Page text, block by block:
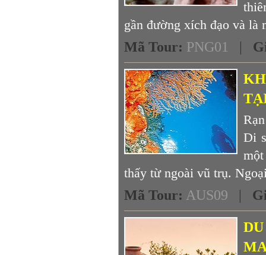
gần đường xích đạo và là
Mã Tour: PNG01 |
Di
thấy từ ngoài vũ trụ.
Mã Tour: AUS09 |